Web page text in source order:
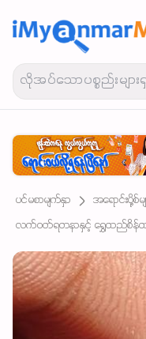
ပင်မစာမျက်နှာ
အရောင်းပို့စ်မျ
လက်ဝတ်ရတနာနှင့် ရွှေထည်စိန်ထည်